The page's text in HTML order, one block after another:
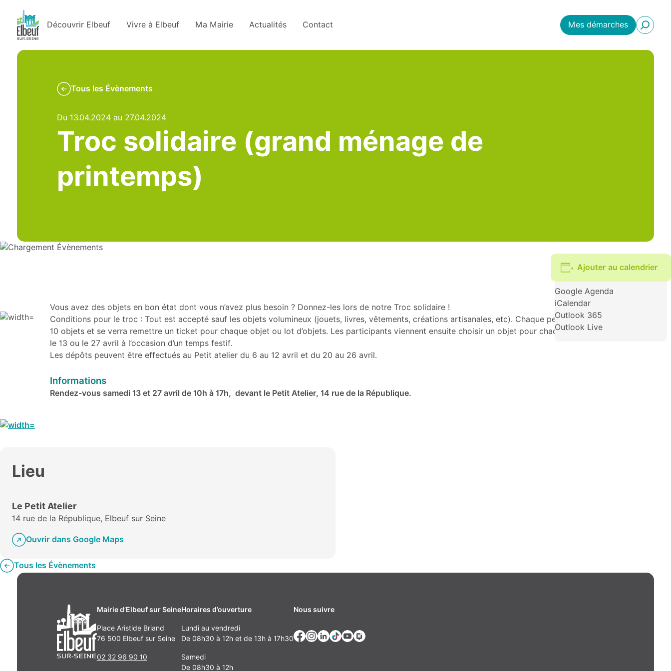
Découvrir Elbeuf Vivre à Elbeuf Ma Mairie Actualités Contact Mes démarches
Tous les Évènements
Du 13.04.2024 au 27.04.2024
Troc solidaire (grand ménage de
printemps)
Ajouter au calendrier
Google Agenda
iCalendar
Outlook 365
Outlook Live
Vous avez des objets en bon état dont vous n’avez plus besoin ? Donnez-les lors de notre Troc solidaire !
Conditions pour le troc : Tout est accepté sauf les objets volumineux (jouets, livres, vêtements, créations artisanales, etc). Chaque personne peut apporter de 1 à
10 objets et se verra remettre un ticket pour chaque objet ou lot d’objets. Les participants viennent ensuite choisir un objet pour chaque ticket en leur possession,
le 13 ou le 27 avril à l’occasion d’un temps festif.
Les dépôts peuvent être effectués au Petit atelier du 6 au 12 avril et du 20 au 26 avril.
Informations
Rendez-vous samedi 13 et 27 avril de 10h à 17h, devant le Petit Atelier, 14 rue de la République.
Lieu
Le Petit Atelier
14 rue de la République, Elbeuf sur Seine
Ouvrir dans Google Maps
Tous les Évènements
Mairie d’Elbeuf sur Seine
Place Aristide Briand
76 500 Elbeuf sur Seine
02 32 96 90 10
Horaires d’ouverture
Lundi au vendredi
De 08h30 à 12h et de 13h à 17h30
Samedi
De 08h30 à 12h
Nous suivre